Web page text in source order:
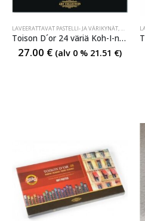
LAVEERATTAVAT PASTELLI- JA VÄRIKYNÄT, OIL &
Toison D´or 24 väriä Koh-I-noor
27.00 € (alv 0 % 21.51 €)